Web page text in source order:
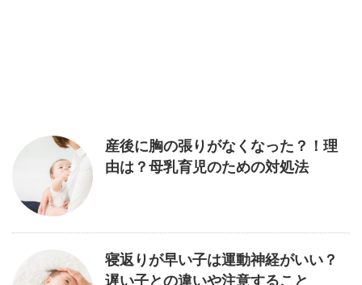
産後に胸の張りがなくなった？！理
由は？母乳育児のための対処法
寝返りが早い子は運動神経がいい？
遅い子との違いや注意すること